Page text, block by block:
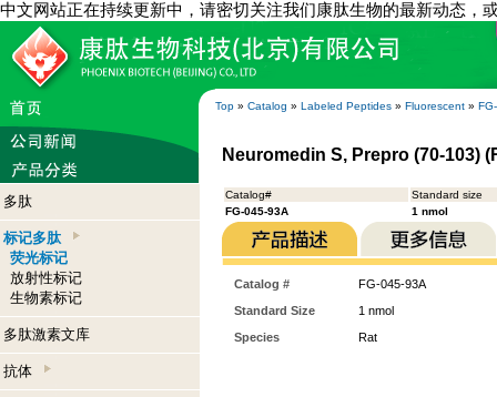
中文网站正在持续更新中，请密切关注我们康肽生物的最新动态，
Top » Catalog » Labeled Peptides » Fluorescent »
多肽
标记多肽
荧光标记
放射性标记
生物素标记
多肽激素文库
抗体
Neuromedin S, Prepro (70-103)
Catalog#
Standard size
FG-045-93A
1 nmol
Catalog #
FG-045-93A
Standard Size
1 nmol
Species
Rat